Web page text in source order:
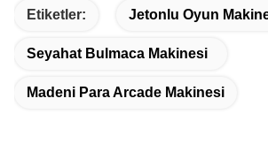
Etiketler: Jetonlu Oyun
Seyahat Bulmaca Makinesi
Madeni Para Arcade Makinesi